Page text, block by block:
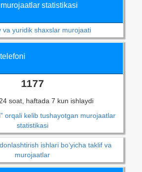
statistikasi
va yuridik shaxslar murojaati
1177
soat, haftada 7 kun ishlaydi
orqali kelib tushayotgan murojaatlar
statistikasi
ishlari bo‘yicha taklif va
murojaatlar